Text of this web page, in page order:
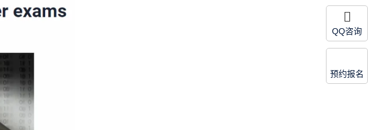
QQ咨询
预约报名